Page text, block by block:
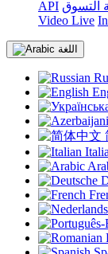
API التسوق
Video Live
اللغة